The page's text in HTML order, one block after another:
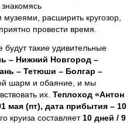
расширить кругозор,
провести время.
такие удивительные
– Нижний Новгород –
– Тетюши – Болгар –
шарм и обаяние, и мы
их. Теплоход «Антон
мая (пт), дата прибытия – 10
круиза составляет 10 дней / 9